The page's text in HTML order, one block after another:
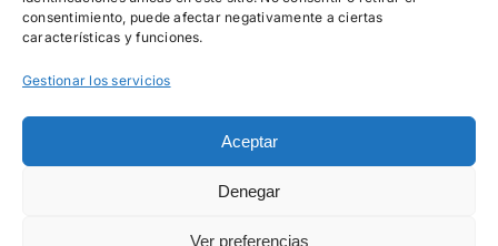
consentimiento, puede afectar negativamente a ciertas
características y funciones.
Gestionar los servicios
Aceptar
Denegar
Ver preferencias